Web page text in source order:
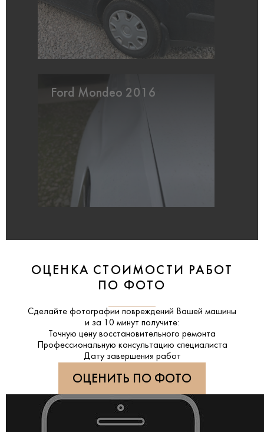
Ford Mondeo 2016
ОЦЕНКА СТОИМОСТИ РАБОТ
ПО ФОТО
Сделайте фотографии повреждений Вашей машины
и за
10 минут получите:
Точную цену восстановительного ремонта
Профессиональную консультацию специалиста
Дату завершения работ
ОЦЕНИТЬ ПО ФОТО